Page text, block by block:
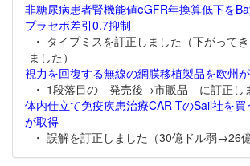
非糖尿病患者腎機能値eGFR年換算低下を
プラセボ差引0.7抑制
・ タイプミスを訂正しました（下がって
ました）
視力を回復する無線の網膜移植製品を欧州
・ 1段落目の 発売後→市販品 に訂正し
体内仕立て免疫疾患治療CAR-TのSail社を
が取得
・ 誤解を訂正しました（30億ドル弱→26億